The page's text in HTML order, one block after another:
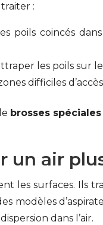
:
poils coincés
les poils sur
difficiles
brosses
un air
les surfaces. Ils
modèles
dans l’air.